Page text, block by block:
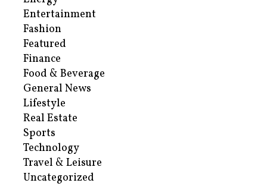
Entertainment
Fashion
Featured
Finance
Food & Beverage
General News
Lifestyle
Real Estate
Sports
Technology
Travel & Leisure
Uncategorized